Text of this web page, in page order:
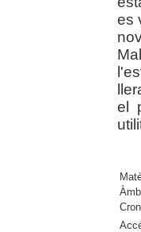
es
el